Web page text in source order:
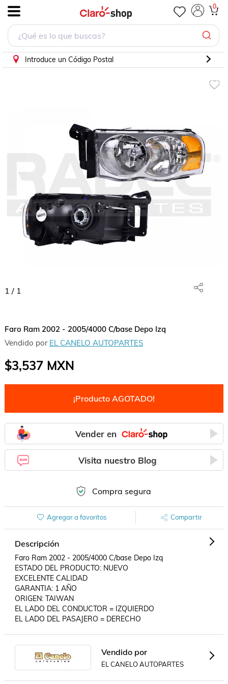
0
Introduce un Código Postal
1 / 1
Faro Ram 2002 - 2005/4000 C/base Depo Izq
Vendido por EL CANELO AUTOPARTES
$3,537MXN
¡Producto AGOTADO!
Vender en
Visita nuestro Blog
Compra segura
Agregar a favoritos Compartir
Descripción
Faro Ram 2002 - 2005/4000 C/base Depo Izq
ESTADO DEL PRODUCTO: NUEVO
EXCELENTE CALIDAD
GARANTIA: 1 AÑO
ORIGEN: TAIWAN
EL LADO DEL CONDUCTOR = IZQUIERDO
EL LADO DEL PASAJERO = DERECHO
Vendido por
EL CANELO AUTOPARTES